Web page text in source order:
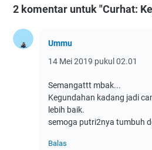
2 komentar untuk "Curhat:
Ummu
14 Mei 2019 pukul 02.01
Semangattt mbak...
Kegundahan kadang jadi
lebih baik.
semoga putri2nya tumbuh
Balas